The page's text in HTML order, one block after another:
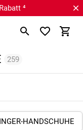
⁴
259
HANDSCHUHE